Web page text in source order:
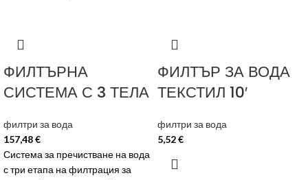
ФИЛТЪРНА
СИСТЕМА С 3 ТЕЛА
филтри за вода
157,48€
Система за пречистване на вода
с три етапа на филтрация за
ФИЛТЪР ЗА ВОДА
ТЕКСТИЛ 10′
филтри за вода
5,52€